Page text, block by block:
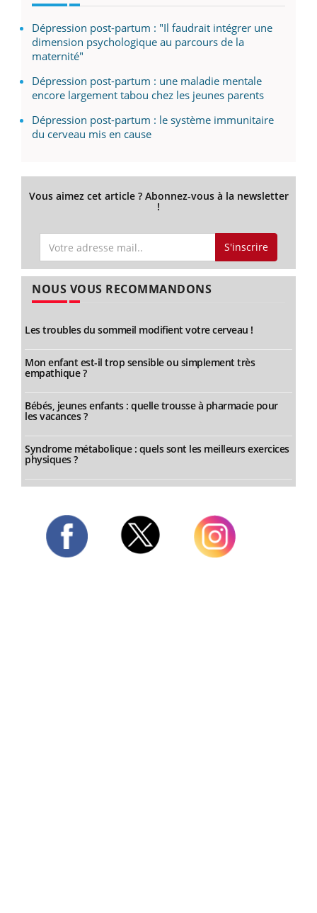
Dépression post-partum : "Il faudrait intégrer une
dimension psychologique au parcours de la
maternité"
Dépression post-partum : une maladie mentale
encore largement tabou chez les jeunes parents
Dépression post-partum : le système immunitaire
du cerveau mis en cause
Vous aimez cet article ? Abonnez-vous à la newsletter
!
S'inscrire
NOUS VOUS RECOMMANDONS
Les troubles du sommeil modifient votre cerveau !
Mon enfant est-il trop sensible ou simplement très
empathique ?
Bébés, jeunes enfants : quelle trousse à pharmacie pour
les vacances ?
Syndrome métabolique : quels sont les meilleurs exercices
physiques ?